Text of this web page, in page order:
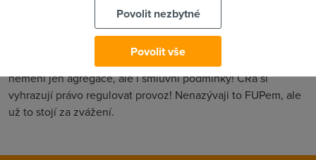
(1.6.2007 17:00:09)
Jelikož jsem se sám pídil, zjistil jsem, že přestupem se
nemění jen agregace, ale i smluvní podmínky! ČRa si
vyhrazují právo regulovat provoz! Nenazývaji to FUPem, ale
už to stojí za zvážení.
Povolit nezbytné
Povolit vše